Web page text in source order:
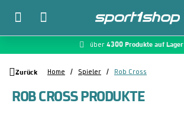
Zum Hauptinhalt springen
über 4300 Produkte auf Lager
McDart.de
Zurück Home Spieler Rob Cross
ROB CROSS PRODUKTE